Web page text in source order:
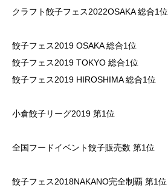
クラフト餃子フェス2022OSAKA 総合1位
​餃子フェス2019 OSAKA 総合1位
餃子フェス2019 TOKYO 総合1位
餃子フェス2019 HIROSHIMA 総合1位
小倉​​餃子リーグ2019 第1位
全国フードイベント餃子販売数 第1位
餃子フェス2018NAKANO完全制覇 第1位